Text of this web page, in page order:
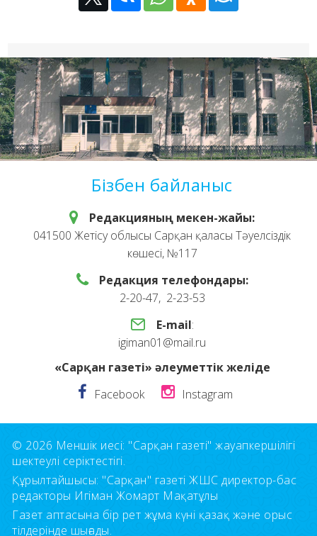
Бізбен байланыс
Редакцияның мекен-жайы:
041500 Жетісу облысы Сарқан қаласы Тәуелсіздік
көшесі, №117
Редакция телефондары:
2-20-47, 2-23-53
E-mail:
igiman01@mail.ru
«Сарқан газеті» әлеуметтік желіде
Facebook
Instagram
© 2026 Меншік иесі: "Сарқан газеті" жауапкершілігі
шектеулі серіктестігі.
Құрылтайшысы: "Сарқан" газеті ЖШС директор-бас
редакторы Игіман Жомарт Мақатұлы
Газет аптасына бір рет жұма күні қазақ және орыс
тілдерінде шығады.